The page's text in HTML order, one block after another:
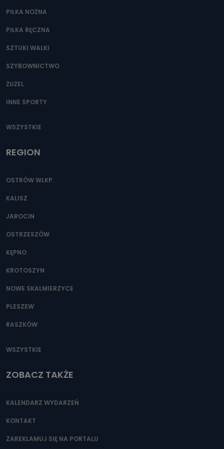
dane, które pochodzą bezpośrednio od Państwa (lub
zostały przekazane w Państwa imieniu) lub dane osobowe,
szczególności: imię i nazwisko, adres e-mail, telefon
danych osobowych są pracownicy i współpracownicy
oraz partnerzy wspomagający administratora w jego
Jak skontaktować się z inspektorem
danych osobowych?
Można to zrobić pod numerem telefonu 62 735-51-05 lub
PIŁKA NOŻNA
PIŁKA RĘCZNA
SZTUKI WALKI
SZYBOWNICTWO
ŻUŻEL
INNE SPORTY
WSZYSTKIE
REGION
OSTRÓW WLKP.
KALISZ
JAROCIN
OSTRZESZÓW
KĘPNO
KROTOSZYN
NOWE SKALMIERZYCE
PLESZEW
RASZKÓW
WSZYSTKIE
ZOBACZ TAKŻE
KALENDARZ WYDARZEŃ
KONTAKT
ZAREKLAMUJ SIĘ NA PORTALU